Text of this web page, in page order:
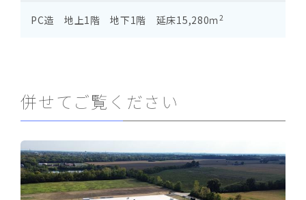
PC造 地上1階 地下1階 延床15,280ｍ2
併せてご覧ください